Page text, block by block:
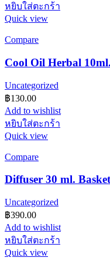
หยิบใส่ตะกร้า
Quick view
Compare
Cool Oil Herbal 10ml.
Uncategorized
฿130.00
Add to wishlist
หยิบใส่ตะกร้า
Quick view
Compare
Diffuser 30 ml. Basket
Uncategorized
฿390.00
Add to wishlist
หยิบใส่ตะกร้า
Quick view